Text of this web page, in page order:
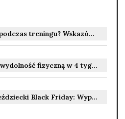
Jak uniknąć kontuzji podczas treningu? Wskazówki bezpiecznego ćwiczenia
Jak zwiększyć swoją wydolność fizyczną w 4 tygodnie
Internetowy Sklep Jeździecki Black Friday: Wyprzedaż w internetowym sklepie jeździeckim